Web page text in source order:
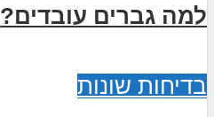
למה גברים עובדים?
בדיחות שונות